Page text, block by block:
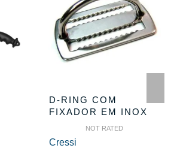
D-RING COM
FIXADOR EM INOX
NOT RATED
Cressi